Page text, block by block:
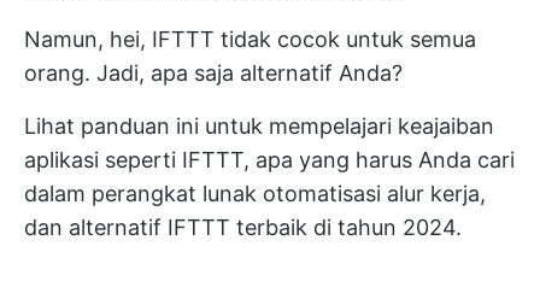
Namun, hei, IFTTT tidak cocok untuk semua
orang. Jadi, apa saja alternatif Anda?
Lihat panduan ini untuk mempelajari keajaiban
aplikasi seperti IFTTT, apa yang harus Anda cari
dalam perangkat lunak otomatisasi alur kerja,
dan alternatif IFTTT terbaik di tahun 2024.